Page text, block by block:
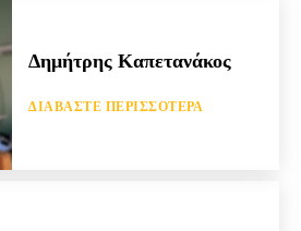
Δημήτρης Καπετανάκος
ΔΙΑΒΆΣΤΕ ΠΕΡΙΣΣΌΤΕΡΑ